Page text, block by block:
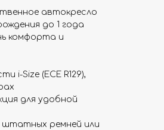
автокресло
до 1 года
комфорта и
i-Size (ECE R129),
для удобной
ремней или